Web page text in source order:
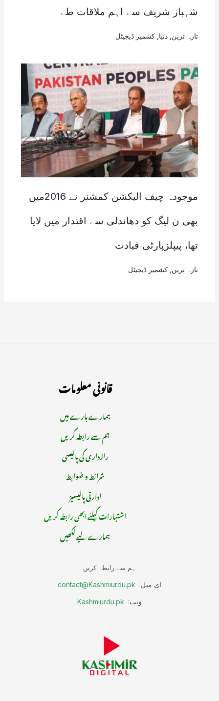
شہباز شریف سے اہم ملاقات طے
تازہ ترین دنیا کشمیر ڈیجیٹل
موجودہ چیف الیکشن کمشنر نے 2016میں
بھی ن لیگ کو دھاندلی سے اقتدار میں لایا
تھا، پیپلزپارٹی قیادت
تازہ ترین کشمیر ڈیجیٹل
قانونی معلومات
ہمارے بارے میں
ہم سے رابطہ کریں
رازداری کی پالیسی
شرائط و ضوابط
ادارتی پالیسیز
اشتہارات کیلئے ابھی رابطہ کریں
ہمارے لیے لکھیں
ہم سے رابطہ کریں
ای میل: contact@Kashmiurdu.pk
ویب: Kashmiurdu.pk